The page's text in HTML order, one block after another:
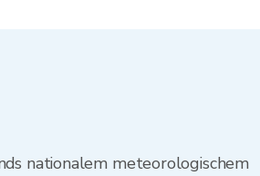
nationalem meteorologischem